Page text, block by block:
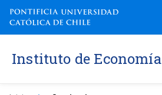
Instituto de Economía